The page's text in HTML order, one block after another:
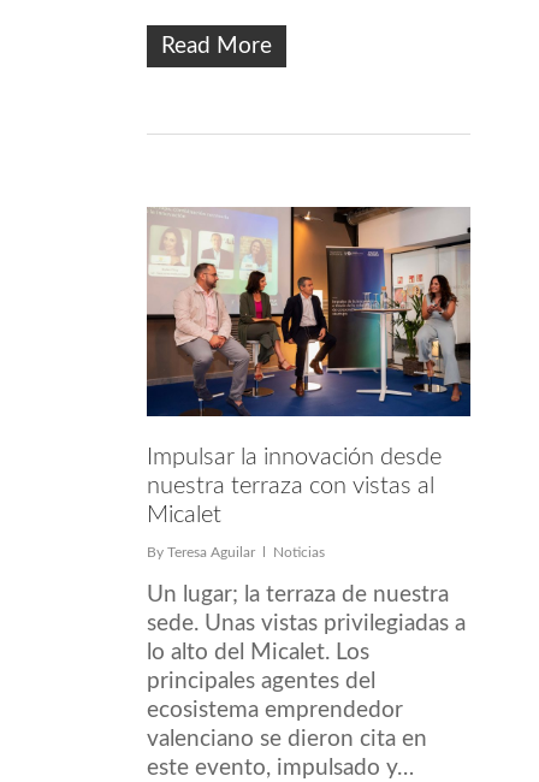
Read More
Impulsar la innovación desde
nuestra terraza con vistas al
Micalet
By Teresa Aguilar Noticias
Un lugar; la terraza de nuestra
sede. Unas vistas privilegiadas a
lo alto del Micalet. Los
principales agentes del
ecosistema emprendedor
valenciano se dieron cita en
este evento, impulsado y…